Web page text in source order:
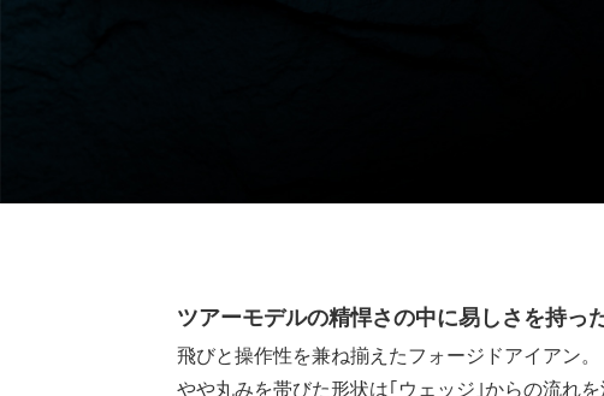
ツアーモデルの精悍さの中に易しさを持っ
飛びと操作性を兼ね揃えたフォージドアイアン。
やや丸みを帯びた形状は｢ウェッジ｣からの流れ